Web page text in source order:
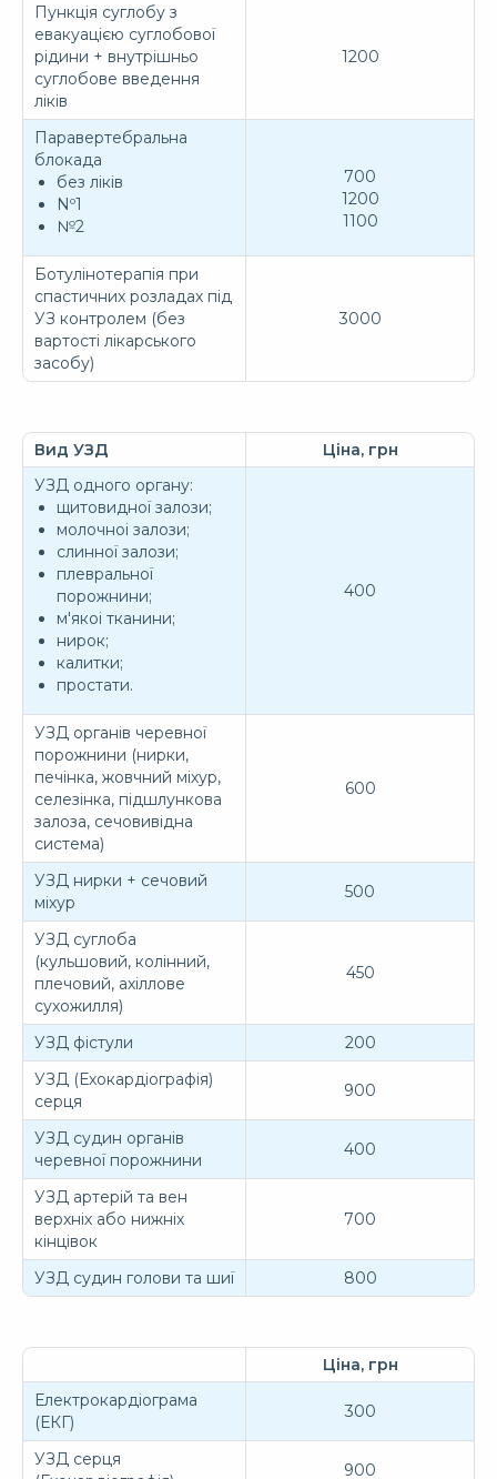
Пункція суглобу з
евакуацією суглобової
рідини + внутрішньо
суглобове введення
ліків
1200
Паравертебральна
блокада
без ліків
Nº1
№2
700
1200
1100
Ботулінотерапія при
спастичних розладах під
УЗ контролем (без
вартості лікарського
засобу)
3000
Вид УЗД
Ціна, грн
УЗД одного органу:
щитовидної залози;
молочноі залози;
слинної залози;
плевральної
порожнини;
м'якоі тканини;
нирок;
калитки;
простати.
400
УЗД органів черевної
порожнини (нирки,
печінка, жовчний міхур,
селезінка, підшлункова
залоза, сечовивідна
система)
600
УЗД нирки + сечовий
міхур
500
УЗД суглоба
(кульшовий, колінний,
плечовий, ахіллове
сухожилля)
450
УЗД фістули
200
УЗД (Ехокардіографія)
серця
900
УЗД судин органів
черевної порожнини
400
УЗД артерій та вен
верхніх або нижніх
кінцівок
700
УЗД судин голови та шиї 800
Ціна, грн
Електрокардіограма
(ЕКГ)
300
УЗД серця
900